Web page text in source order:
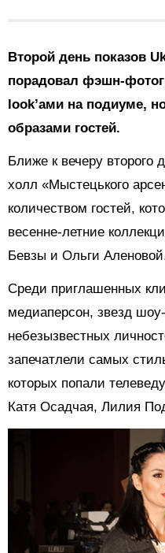
Второй день показов
порадовал фэшн-
look’ами на подиуме,
образами гостей.
Ближе к вечеру второго
холл «Мыстецького
количеством гостей,
весенне-летние
Бевзы и Ольги
Среди приглашенных
медиаперсон, звезд
небезызвестных
запечатлели самых
которых попали
Катя Осадчая, Лилия